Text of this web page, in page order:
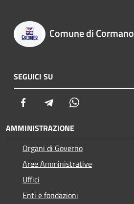
Comune di Cormano
SEGUICI SU
Facebook Telegram
AMMINISTRAZIONE
Organi di Governo
Aree Amministrative
Uffici
Enti e fondazioni